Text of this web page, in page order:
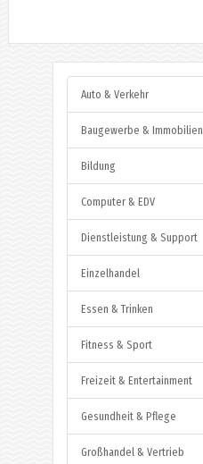
Auto & Verkehr
Baugewerbe & Immobilien
Bildung
Computer & EDV
Dienstleistung & Support
Einzelhandel
Essen & Trinken
Fitness & Sport
Freizeit & Entertainment
Gesundheit & Pflege
Großhandel & Vertrieb